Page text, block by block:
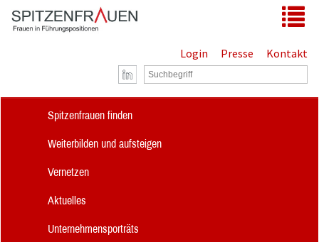
Zum Hauptinhalt springen
Login Presse Kontakt
Spitzenfrauen finden
Weiterbilden und aufsteigen
Vernetzen
Aktuelles
Unternehmensporträts